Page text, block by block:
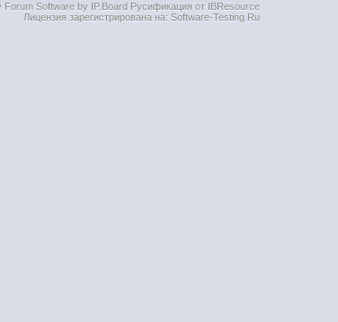
Forum Software by IP.BoardРусификация от IBResource
Лицензия зарегистрирована на: Software-Testing.Ru